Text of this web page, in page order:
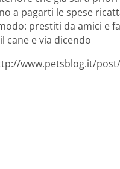
a pagarti le spese
prestiti da amici e
cane e via dicendo
www.petsblog.it/